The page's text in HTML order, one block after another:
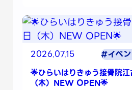
2026.07.15 #イベ
🌟ひらいはりきゅう接骨院
（木）NEW OPEN🌟